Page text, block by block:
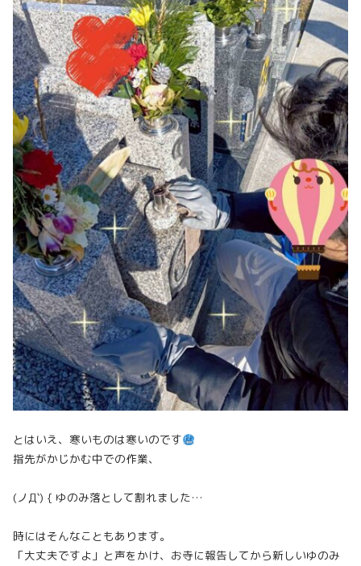
とはいえ、寒いものは寒いのです
指先がかじかむ中での作業、
(ノД`) { ゆのみ落として割れました…
時にはそんなこともあります。
「大丈夫ですよ」と声をかけ、お寺に報告してから新しいゆのみ